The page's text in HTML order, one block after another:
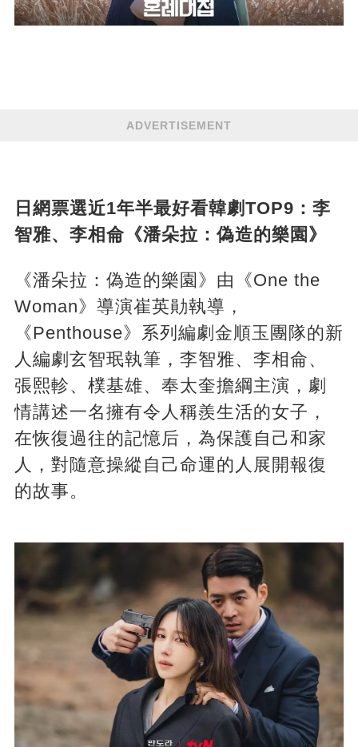
ADVERTISEMENT
日網票選近1年半最好看韓劇TOP9：李
智雅、李相侖《潘朵拉：偽造的樂園》
《潘朵拉：偽造的樂園》由《One the
Woman》導演崔英勛執導，
《Penthouse》系列編劇金順玉團隊的新
人編劇玄智珉執筆，李智雅、李相侖、
張熙軫、樸基雄、奉太奎擔綱主演，劇
情講述一名擁有令人稱羨生活的女子，
在恢復過往的記憶后，為保護自己和家
人，對隨意操縱自己命運的人展開報復
的故事。